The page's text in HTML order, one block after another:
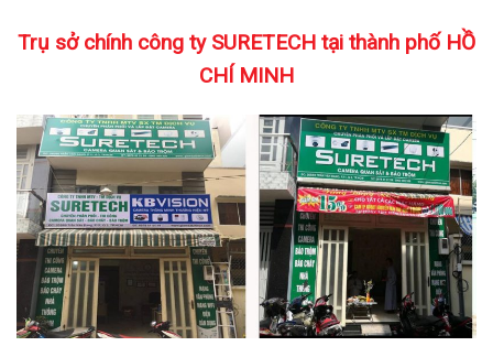
Trụ sở chính công ty SURETECH tại thành phố HỒ
CHÍ MINH